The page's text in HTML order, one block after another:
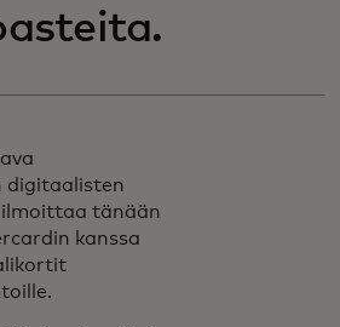
digitaalisten
tänään
kanssa